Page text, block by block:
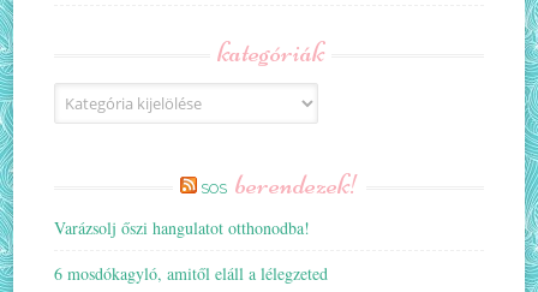
kategóriák
Kategóriák
SOS berendezek!
Varázsolj őszi hangulatot otthonodba!
6 mosdókagyló, amitől eláll a lélegzeted